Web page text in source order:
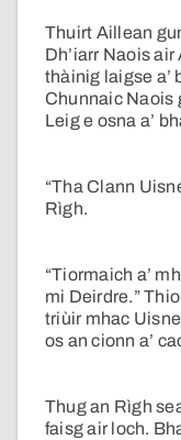
Thuirt Aillean
Dh’iarr Naois
thàinig laigse a’
Chunnaic Naois
Leig e osna a’
“Tha Clann
Rìgh.
“Tiormaich a’
mi Deirdre.”
triùir mhac
os an cionn a’
Thug an Rìgh
faisg air loch.